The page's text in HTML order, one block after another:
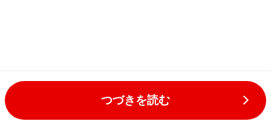
つづきを読む